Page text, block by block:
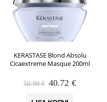
KERASTASE Blond Absolu
Cicaextreme Masque 200ml
50.90€ Algne
40.72 €